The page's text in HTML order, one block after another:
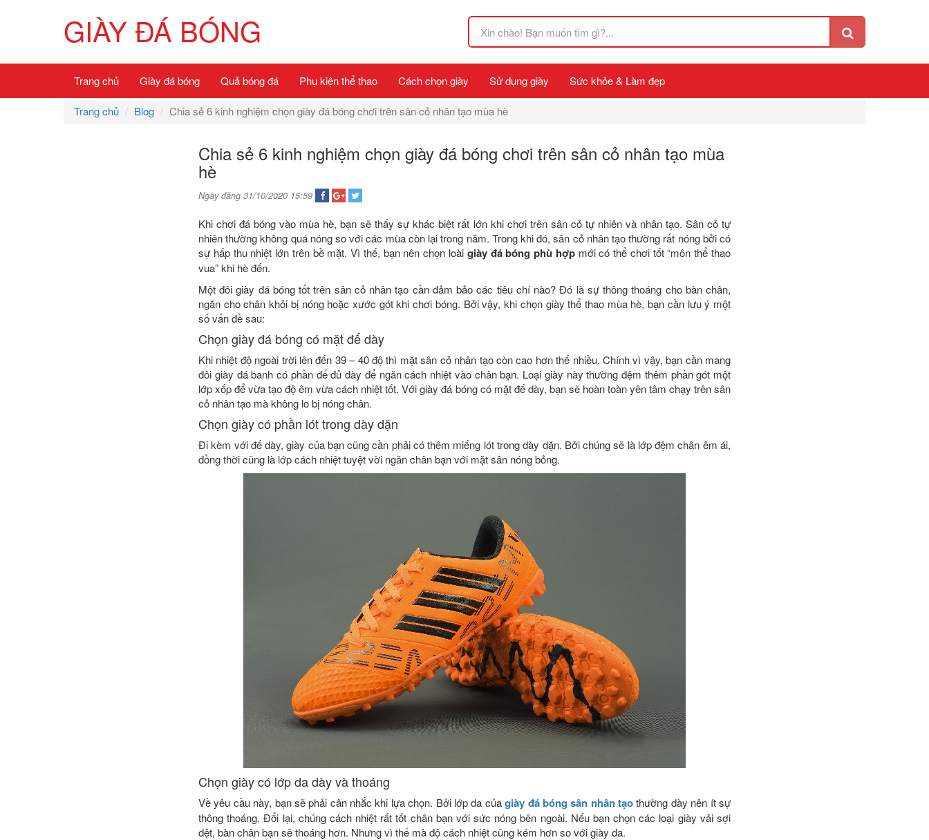
GIÀY ĐÁ BÓNG
Trang chủ Giày đá bóng Quả bóng đá Phụ kiện thể thao Cách chọn giày Sử dụng giày Sức khỏe & Làm đẹp
Trang chủ Blog Chia sẻ 6 kinh nghiệm chọn giày đá bóng chơi trên sân cỏ nhân tạo mùa hè
Chia sẻ 6 kinh nghiệm chọn giày đá bóng chơi trên sân cỏ nhân tạo mùa
hè
Ngày đăng 31/10/2020 15:59
Khi chơi đá bóng vào mùa hè, bạn sẽ thấy sự khác biệt rất lớn khi chơi trên sân cỏ tự nhiên và nhân tạo. Sân cỏ tự
nhiên thường không quá nóng so với các mùa còn lại trong năm. Trong khi đó, sân cỏ nhân tạo thường rất nóng bởi có
sự hấp thu nhiệt lớn trên bề mặt. Vì thế, bạn nên chọn loài giày đá bóng phù hợpmới có thể chơi tốt “môn thể thao
vua” khi hè đến.
Một đôi giày đá bóng tốt trên sân cỏ nhân tạo cần đảm bảo các tiêu chí nào? Đó là sự thông thoáng cho bàn chân,
ngăn cho chân khỏi bị nóng hoặc xước gót khi chơi bóng. Bởi vậy, khi chọn giày thể thao mùa hè, bạn cần lưu ý một
số vấn đề sau:
Chọn giày đá bóng có mặt đế dày
Khi nhiệt độ ngoài trời lên đến 39 – 40 độ thì mặt sân cỏ nhân tạo còn cao hơn thế nhiều. Chính vì vậy, bạn cần mang
đôi giày đá banh có phần đế đủ dày để ngăn cách nhiệt vào chân bạn. Loại giày này thường đệm thêm phần gót một
lớp xốp để vừa tạo độ êm vừa cách nhiệt tốt. Với giày đá bóng có mặt đế dày, bạn sẽ hoàn toàn yên tâm chạy trên sân
cỏ nhân tạo mà không lo bị nóng chân.
Chọn giày có phần lót trong dày dặn
Đi kèm với đế dày, giày của bạn cũng cần phải có thêm miếng lót trong dày dặn. Bởi chúng sẽ là lớp đệm chân êm ái,
đồng thời cũng là lớp cách nhiệt tuyệt vời ngăn chân bạn với mặt sân nóng bỏng.
Chọn giày có lớp da dày và thoáng
Về yêu cầu này, bạn sẽ phải cân nhắc khi lựa chọn. Bởi lớp da củagiày đá bóng sân nhân tạothường dày nên ít sự
thông thoáng. Đổi lại, chúng cách nhiệt rất tốt chân bạn với sức nóng bên ngoài. Nếu bạn chọn các loại giày vải sợi
dệt, bàn chân bạn sẽ thoáng hơn. Nhưng vì thế mà độ cách nhiệt cũng kém hơn so với giày da.